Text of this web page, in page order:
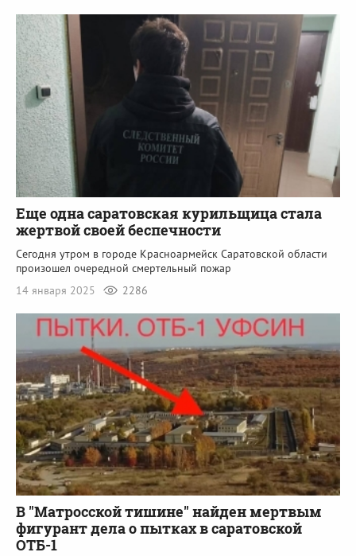
Еще одна саратовская курильщица стала
жертвой своей беспечности
Сегодня утром в городе Красноармейск Саратовской области
произошел очередной смертельный пожар
14 января 2025
2286
В "Матросской тишине" найден мертвым
фигурант дела о пытках в саратовской
ОТБ-1